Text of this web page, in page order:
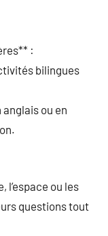
:
bilingues
ou en
l’espace ou les
questions tout